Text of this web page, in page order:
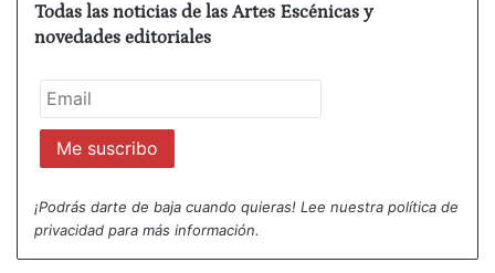
Todas las noticias de las Artes Escénicas y
novedades editoriales
¡Podrás darte de baja cuando quieras! Lee nuestra política de
privacidad para más información.